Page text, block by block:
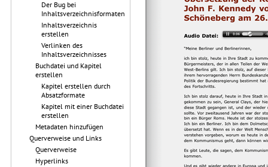
Der Bug bei
Inhaltsverzeichnisformaten
Inhaltsverzeichnis
erstellen
Verlinken des
Inhaltsverzeichnisses
Buchdatei und Kapitel
erstellen
Kapitel erstellen durch
Absatzformate
Kapitel mit einer Buchdatei
erstellen
Metadaten hinzufügen
Querverweise und Links
Querverweise
Hyperlinks